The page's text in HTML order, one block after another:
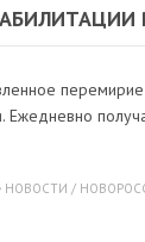
Ежедневно
НОВОСТИ /